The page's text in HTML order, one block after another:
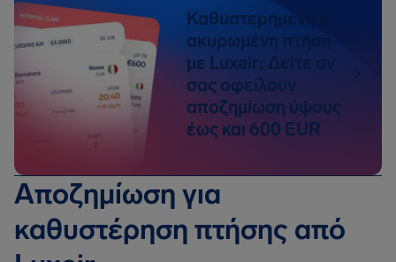
Καθυστερημένη ή
ακυρωμένη πτήση
με Luxair; Δείτε αν
σας οφείλουν
αποζημίωση ύψους
έως και 600 EUR
Αποζημίωση για
καθυστέρηση πτήσης από